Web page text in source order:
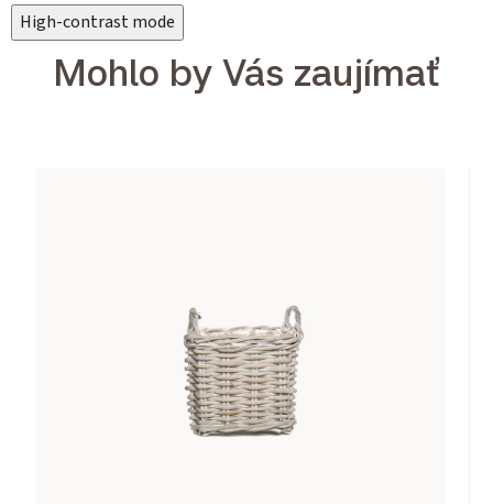
High-contrast mode
Mohlo by Vás zaujímať